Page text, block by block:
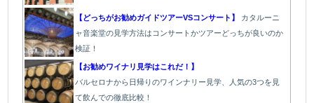
【どっちがお勧めガイドツアーVSコンサート】 カタルーニ
ャ音楽堂の見学方法はコンサートかツアーどっちが良いのか
検証！
【お勧めワイナリ見学はこれだ！】
バルセロナから日帰りのワインナリー見学、人気の3つを見
て飲んでの徹底比較！